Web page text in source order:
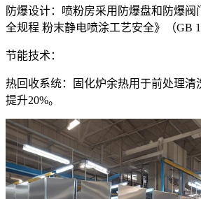
防爆设计：喷粉房采用防爆盘和防爆阀
全规程 粉末静电喷涂工艺安全》（GB
节能技术：
热回收系统：固化炉余热用于前处理清
提升20%。